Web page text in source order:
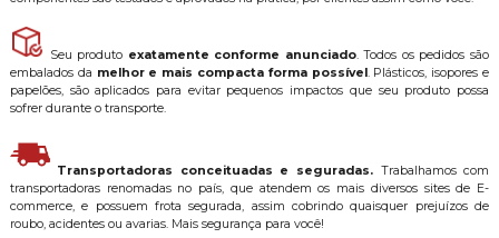
Seu produto exatamente conforme anunciado. Todos os pedidos são
embalados da melhor e mais compacta forma possível. Plásticos, isopores e
papelões, são aplicados para evitar pequenos impactos que seu produto possa
sofrer durante o transporte.
Transportadoras conceituadas e seguradas. Trabalhamos com
transportadoras renomadas no país, que atendem os mais diversos sites de E-
commerce, e possuem frota segurada, assim cobrindo quaisquer prejuízos de
roubo, acidentes ou avarias. Mais segurança para você!